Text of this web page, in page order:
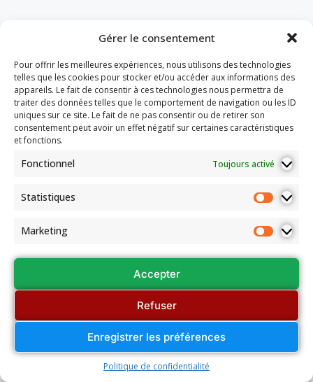
Gérer le consentement
Pour offrir les meilleures expériences, nous utilisons des technologies
telles que les cookies pour stocker et/ou accéder aux informations des
appareils. Le fait de consentir à ces technologies nous permettra de
traiter des données telles que le comportement de navigation ou les ID
uniques sur ce site. Le fait de ne pas consentir ou de retirer son
consentement peut avoir un effet négatif sur certaines caractéristiques
et fonctions.
Fonctionnel Toujours activé
Statistiques
Marketing
Accepter
Refuser
Enregistrer les préférences
Politique de confidentialité